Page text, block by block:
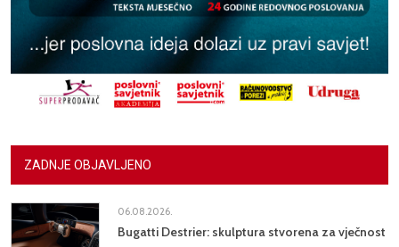
ZADNJE OBJAVLJENO
06.08.2026.
Bugatti Destrier: skulptura stvorena za vječnost